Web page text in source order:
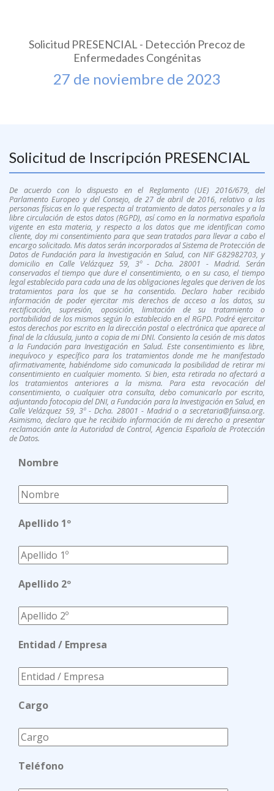
Solicitud PRESENCIAL - Detección Precoz de
Enfermedades Congénitas
27 de noviembre de 2023
Solicitud de Inscripción PRESENCIAL
De acuerdo con lo dispuesto en el Reglamento (UE) 2016/679, del
Parlamento Europeo y del Consejo, de 27 de abril de 2016, relativo a las
personas físicas en lo que respecta al tratamiento de datos personales y a la
libre circulación de estos datos (RGPD), así como en la normativa española
vigente en esta materia, y respecto a los datos que me identifican como
cliente, doy mi consentimiento para que sean tratados para llevar a cabo el
encargo solicitado. Mis datos serán incorporados al Sistema de Protección de
Datos de Fundación para la Investigación en Salud, con NIF G82982703, y
domicilio en Calle Velázquez 59, 3º - Dcha. 28001 - Madrid. Serán
conservados el tiempo que dure el consentimiento, o en su caso, el tiempo
legal establecido para cada una de las obligaciones legales que deriven de los
tratamientos para los que se ha consentido. Declaro haber recibido
información de poder ejercitar mis derechos de acceso a los datos, su
rectificación, supresión, oposición, limitación de su tratamiento o
portabilidad de los mismos según lo establecido en el RGPD. Podré ejercitar
estos derechos por escrito en la dirección postal o electrónica que aparece al
final de la cláusula, junto a copia de mi DNI. Consiento la cesión de mis datos
a la Fundación para Investigación en Salud. Este consentimiento es libre,
inequívoco y específico para los tratamientos donde me he manifestado
afirmativamente, habiéndome sido comunicada la posibilidad de retirar mi
consentimiento en cualquier momento. Si bien, esta retirada no afectará a
los tratamientos anteriores a la misma. Para esta revocación del
consentimiento, o cualquier otra consulta, debo comunicarlo por escrito,
adjuntando fotocopia del DNI, a Fundación para la Investigación en Salud, en
Calle Velázquez 59, 3º - Dcha. 28001 - Madrid o a secretaria@fuinsa.org.
Asimismo, declaro que he recibido información de mi derecho a presentar
reclamación ante la Autoridad de Control, Agencia Española de Protección
de Datos.
Nombre
Apellido 1º
Apellido 2º
Entidad / Empresa
Cargo
Teléfono